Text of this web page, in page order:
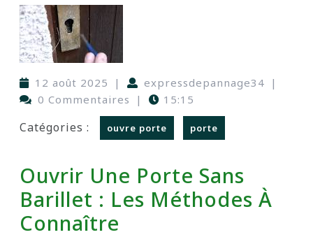
12 août 2025 | expressdepannage34 |
0 Commentaires
| 15:15
Catégories : ouvre porte porte
Ouvrir Une Porte Sans
Barillet : Les Méthodes À
Connaître